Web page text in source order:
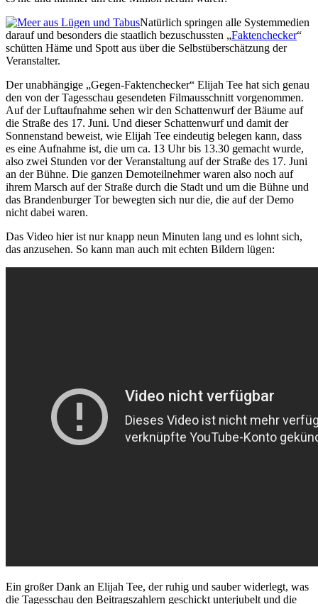
Natürlich springen alle Systemmedien
darauf und besonders die staatlich bezuschussten „Faktenchecker“
schütten Häme und Spott aus über die Selbstüberschätzung der
Veranstalter.
Der unabhängige „Gegen-Faktenchecker“ Elijah Tee hat sich genau
den von der Tagesschau gesendeten Filmausschnitt vorgenommen.
Auf der Luftaufnahme sehen wir den Schattenwurf der Bäume auf
die Straße des 17. Juni. Und dieser Schattenwurf und damit der
Sonnenstand beweist, wie Elijah Tee eindeutig belegen kann, dass
es eine Aufnahme ist, die um ca. 13 Uhr bis 13.30 gemacht wurde,
also zwei Stunden vor der Veranstaltung auf der Straße des 17. Juni
an der Bühne. Die ganzen Demoteilnehmer waren also noch auf
ihrem Marsch auf der Straße durch die Stadt und um die Bühne und
das Brandenburger Tor bewegten sich nur die, die auf der Demo
nicht dabei waren.
Das Video hier ist nur knapp neun Minuten lang und es lohnt sich,
das anzusehen. So kann man auch mit echten Bildern lügen:
Ein großer Dank an Elijah Tee, der ruhig und sauber widerlegt, was
die Tagesschau den Beitragszahlern geschickt unterjubelt und die